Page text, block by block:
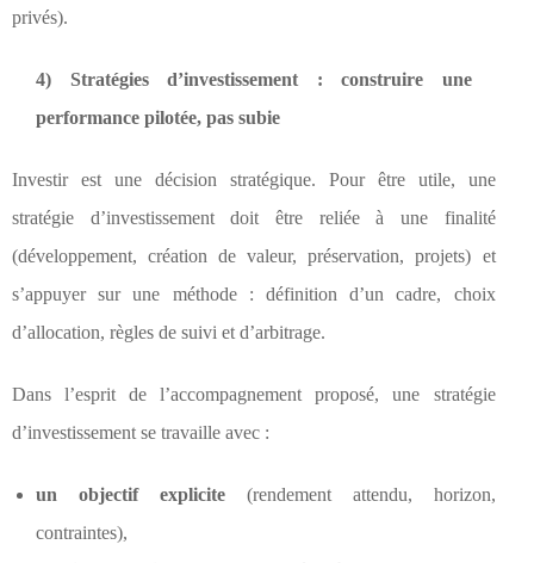
privés).
4) Stratégies d’investissement : construire une
performance pilotée, pas subie
Investir est une décision stratégique. Pour être utile, une
stratégie d’investissement doit être reliée à une finalité
(développement, création de valeur, préservation, projets) et
s’appuyer sur une méthode : définition d’un cadre, choix
d’allocation, règles de suivi et d’arbitrage.
Dans l’esprit de l’accompagnement proposé, une stratégie
d’investissement se travaille avec :
un objectif explicite(rendement attendu, horizon,
contraintes),